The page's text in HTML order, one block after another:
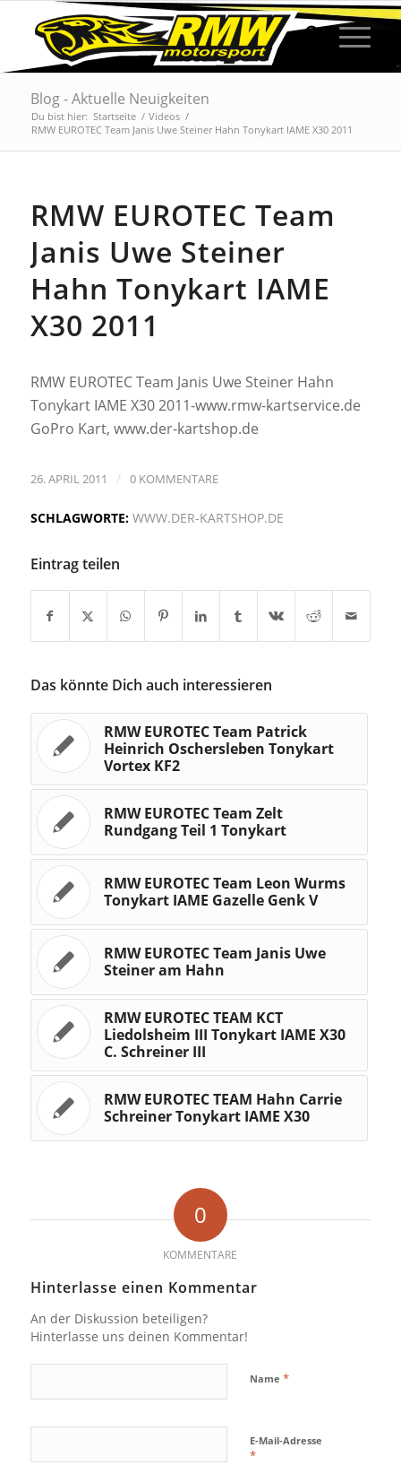
Blog - Aktuelle Neuigkeiten
Du bist hier: Startseite / Videos /
RMW EUROTEC Team Janis Uwe Steiner Hahn Tonykart IAME X30 2011
RMW EUROTEC Team
Janis Uwe Steiner
Hahn Tonykart IAME
X30 2011
RMW EUROTEC Team Janis Uwe Steiner Hahn
Tonykart IAME X30 2011-www.rmw-kartservice.de
GoPro Kart, www.der-kartshop.de
26. APRIL 2011 / 0 KOMMENTARE
SCHLAGWORTE: WWW.DER-KARTSHOP.DE
Eintrag teilen
Das könnte Dich auch interessieren
RMW EUROTEC Team Patrick
Heinrich Oschersleben Tonykart
Vortex KF2
RMW EUROTEC Team Zelt
Rundgang Teil 1 Tonykart
RMW EUROTEC Team Leon Wurms
Tonykart IAME Gazelle Genk V
RMW EUROTEC Team Janis Uwe
Steiner am Hahn
RMW EUROTEC TEAM KCT
Liedolsheim III Tonykart IAME X30
C. Schreiner III
RMW EUROTEC TEAM Hahn Carrie
Schreiner Tonykart IAME X30
0
KOMMENTARE
Hinterlasse einen Kommentar
An der Diskussion beteiligen?
Hinterlasse uns deinen Kommentar!
Name *
E-Mail-Adresse
*